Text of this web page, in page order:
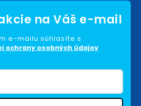
e-mailu súhlasíte s
ochrany osobných údajov